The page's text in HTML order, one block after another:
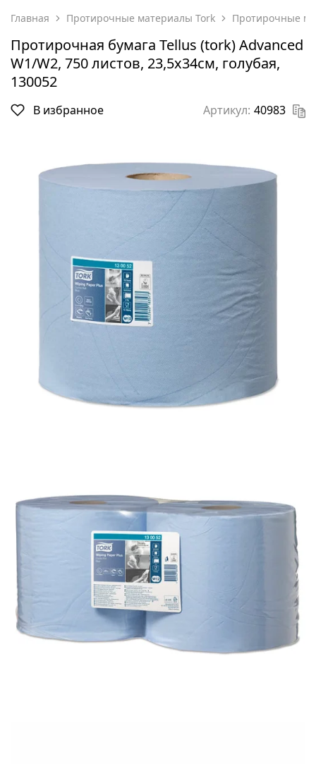
Главная Протирочные материалы Tork Протирочные
Протирочная бумага Tellus (tork) Advanced
W1/W2, 750 листов, 23,5х34см, голубая,
130052
В избранное Артикул: 40983